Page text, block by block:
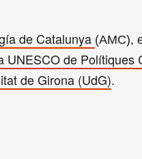
de Catalunya (AMC),
UNESCO de Polítiques
de Girona (UdG).